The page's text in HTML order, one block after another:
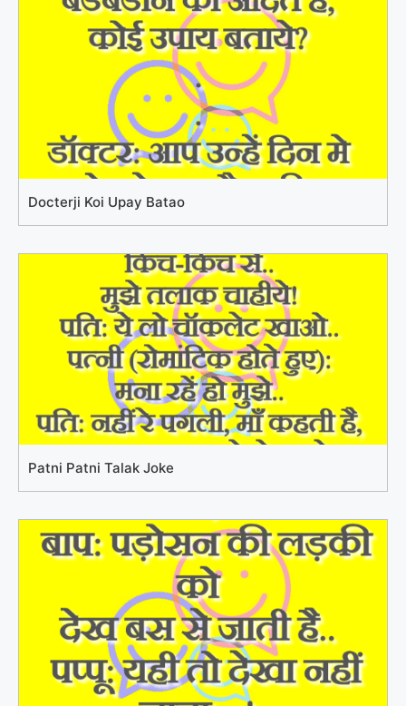
Docterji Koi Upay Batao
Patni Patni Talak Joke